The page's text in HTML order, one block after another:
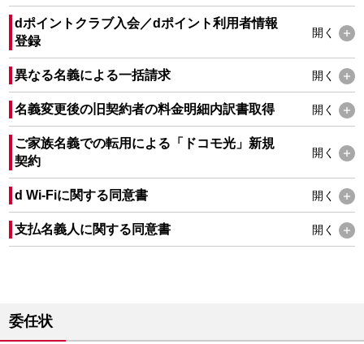
dポイントクラブ入会／dポイント利用者情報
登録
開く
異なる名義による一括請求 開く
名義変更後の旧契約者の料金明細内訳書取得 開く
ご家族名義での転用による「ドコモ光」新規
契約
開く
d Wi-Fiに関する同意書 開く
支払名義人に関する同意書 開く
委任状